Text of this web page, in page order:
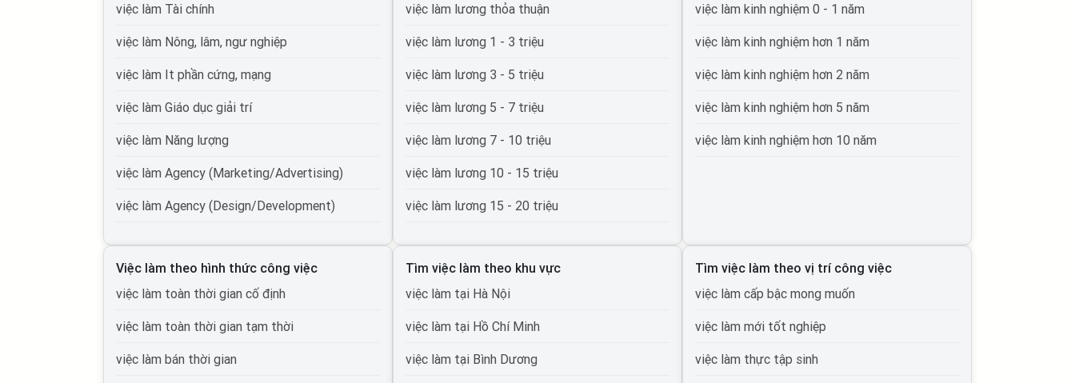
việc làm Tài chính
việc làm Nông, lâm, ngư nghiệp
việc làm It phần cứng, mạng
việc làm Giáo dục giải trí
việc làm Năng lượng
việc làm Agency (Marketing/Advertising)
việc làm Agency (Design/Development)
việc làm Du lịch
việc làm Cơ quan nhà nước
việc làm Tổ chức phi lợi nhuận
việc làm Vận tải lái xe
việc làm lương thỏa thuận
việc làm lương 1 - 3 triệu
việc làm lương 3 - 5 triệu
việc làm lương 5 - 7 triệu
việc làm lương 7 - 10 triệu
việc làm lương 10 - 15 triệu
việc làm lương 15 - 20 triệu
việc làm lương trên 30 triệu
việc làm lương trên 50 triệu
việc làm lương trên 100 triệu
việc làm kinh nghiệm 0 - 1 năm
việc làm kinh nghiệm hơn 1 năm
việc làm kinh nghiệm hơn 2 năm
việc làm kinh nghiệm hơn 5 năm
việc làm kinh nghiệm hơn 10 năm
Việc làm theo hình thức công việc
việc làm toàn thời gian cố định
việc làm toàn thời gian tạm thời
việc làm bán thời gian
Tìm việc làm theo khu vực
việc làm tại Hà Nội
việc làm tại Hồ Chí Minh
việc làm tại Bình Dương
Tìm việc làm theo vị trí công việc
việc làm cấp bậc mong muốn
việc làm mới tốt nghiệp
việc làm thực tập sinh